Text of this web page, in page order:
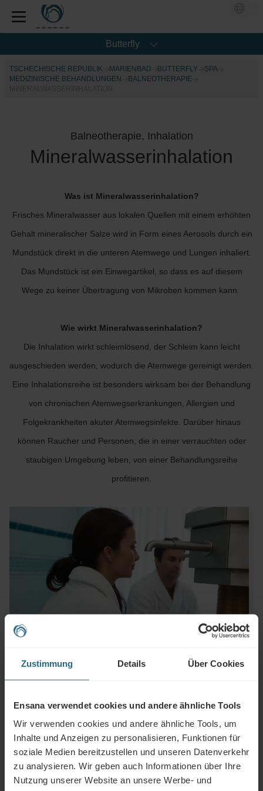
Zustimmung Details Über Cookies
Ensana verwendet cookies und andere ähnliche Tools
Wir verwenden cookies und andere ähnliche Tools, um
Inhalte und Anzeigen zu personalisieren, Funktionen für
soziale Medien bereitzustellen und unseren Datenverkehr
zu analysieren. Wir geben auch Informationen über Ihre
Nutzung unserer Website an unsere Werbe- und
Butterfly
TSCHECHISCHE REPUBLIK MARIENBAD BUTTERFLY
SPA
MEDIZINISCHE BEHANDLUNGEN
BALNEOTHERAPIE
Balneotherapie, Inhalation
Mineralwasserinhalation
Was ist Mineralwasserinhalation?
Frisches Mineralwasser aus lokalen Quellen mit einem erhöhten
Gehalt mineralischer Salze wird in Form eines Aerosols durch ein
Mundstück direkt in die unteren Atemwege und Lungen inhaliert.
Das Mundstück ist ein Einwegartikel, so dass es auf diesem
Wege zu keiner Übertragung von Mikroben kommen kann.
Wie wirkt Mineralwasserinhalation?
Die Inhalation wirkt schleimlösend, der Schleim kann leicht
ausgeschieden werden, wodurch die Atemwege gereinigt werden.
Eine Inhalationsreihe ist besonders wirksam bei der Behandlung
von chronischen Atemwegserkrankungen, Allergien und
Folgekrankheiten akuter Atemwegsinfekte. Darüber hinaus
können Raucher und Personen, die in einer verrauchten oder
staubigen Umgebung leben, von einer Behandlungsreihe
profitieren.
Fragen
Bitte kontaktieren Sie uns, wenn Sie Fragen zu unseren Ensana-Hotels oder
Dienstleistungen haben. Für Fragen und Antworten im Zusammenhang mit
unserem Treueprogramm klicken Sie bitte hier.